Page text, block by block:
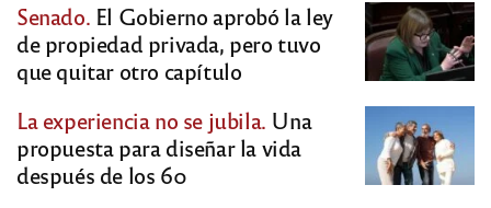
Senado. El Gobierno aprobó la ley
de propiedad privada, pero tuvo
que quitar otro capítulo
La experiencia no se jubila. Una
propuesta para diseñar la vida
después de los 60